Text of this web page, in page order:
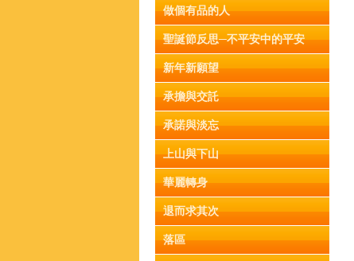
做個有品的人
聖誕節反思─不平安中的平安
新年新願望
承擔與交託
承諾與淡忘
上山與下山
華麗轉身
退而求其次
落區